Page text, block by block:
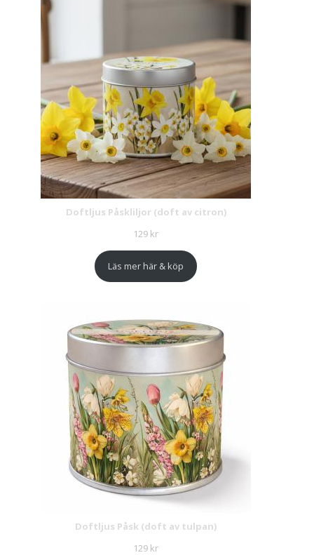
Doftljus Påskliljor (doft av citron)
129 kr
Läs mer här & köp
Doftljus Påsk (doft av tulpan)
129 kr